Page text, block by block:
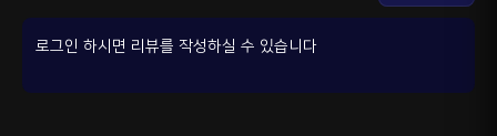
로그인 하시면 리뷰를 작성하실 수 있습니다